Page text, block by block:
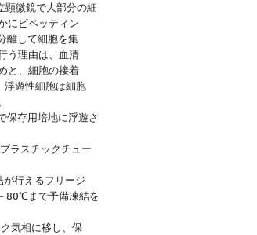
微鏡で大部分の細
にピペッティン
して細胞を集
う理由は、血清
と、細胞の接着
遊性細胞は細胞
存用培地に浮遊さ
ラスチックチュー
行えるフリージ
まで予備凍結を
気相に移し、保